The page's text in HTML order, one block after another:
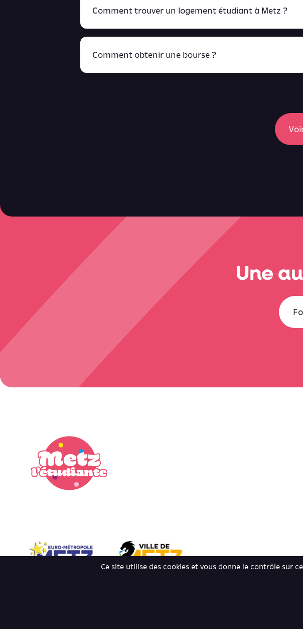
Ce site utilise des cookies et vous donne le contrôle sur
Comment trouver un logement étudiant à Metz ?
Retrouve tout ça en
Comment obtenir une bourse ?
Une